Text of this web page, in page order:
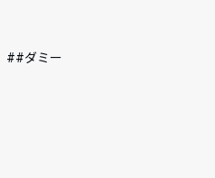
#ダミー